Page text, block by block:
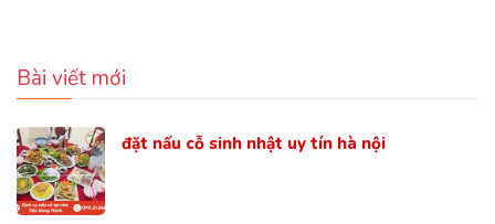
Bài viết mới
đặt nấu cỗ sinh nhật uy tín hà nội